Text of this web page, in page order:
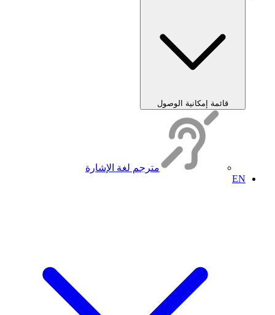
قائمة إمكانية الوصول
مترجم لغة الإشارة
EN